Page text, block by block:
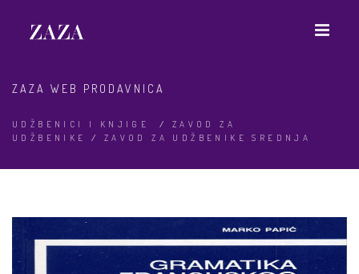
ZAZA WEB PRODAVNICA
UDŽBENICI I KNJIGE / ZAVOD ZA
UDŽBENIKE
/ ZAVOD ZA UDŽBENIKE SREDNJA